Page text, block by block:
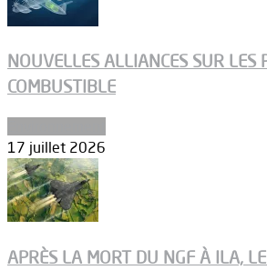
NOUVELLES ALLIANCES SUR LES
COMBUSTIBLE
17 juillet 2026
APRÈS LA MORT DU NGF À ILA,